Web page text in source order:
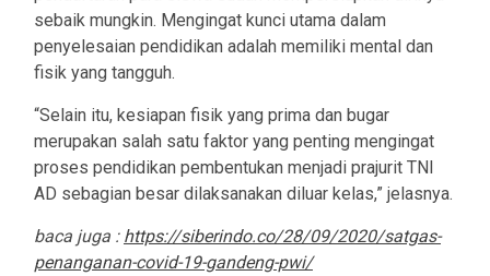
sebaik mungkin. Mengingat kunci utama dalam
penyelesaian pendidikan adalah memiliki mental dan
fisik yang tangguh.
“Selain itu, kesiapan fisik yang prima dan bugar
merupakan salah satu faktor yang penting mengingat
proses pendidikan pembentukan menjadi prajurit TNI
AD sebagian besar dilaksanakan diluar kelas,” jelasnya.
baca juga : https://siberindo.co/28/09/2020/satgas-
penanganan-covid-19-gandeng-pwi/